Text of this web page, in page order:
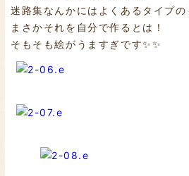
迷路集なんかにはよくあるタイプの
まさかそれを自分で作るとは！
そもそも絵がうますぎです✨✨